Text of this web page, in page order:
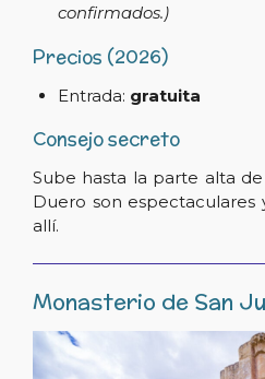
confirmados.)
Precios (2026)
Entrada: gratuita
Consejo secreto
Sube hasta la parte alta
Duero son espectaculares
allí.
Monasterio de San